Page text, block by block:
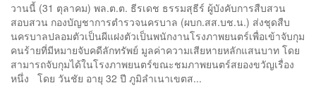
วานนี้ (31 ตุลาคม) พล.ต.ต. ธีรเดช ธรรมสุธีร์ ผู้บังคับการสืบสวน
สอบสวน กองบัญชาการตำรวจนครบาล (ผบก.สส.บช.น.) ส่งชุดสืบ
นครบาลปลอมตัวเป็นผีแฝงตัวเป็นพนักงานโรงภาพยนตร์เพื่อเข้าจับกุม
คนร้ายที่มีหมายจับคดีลักทรัพย์ มูลค่าความเสียหายหลักแสนบาท โดย
สามารถจับกุมได้ในโรงภาพยนตร์ขณะชมภาพยนตร์สยองขวัญเรื่อง
หนึ่ง โดย วันชัย อายุ 32 ปี ภูมิลำเนาเขตส...